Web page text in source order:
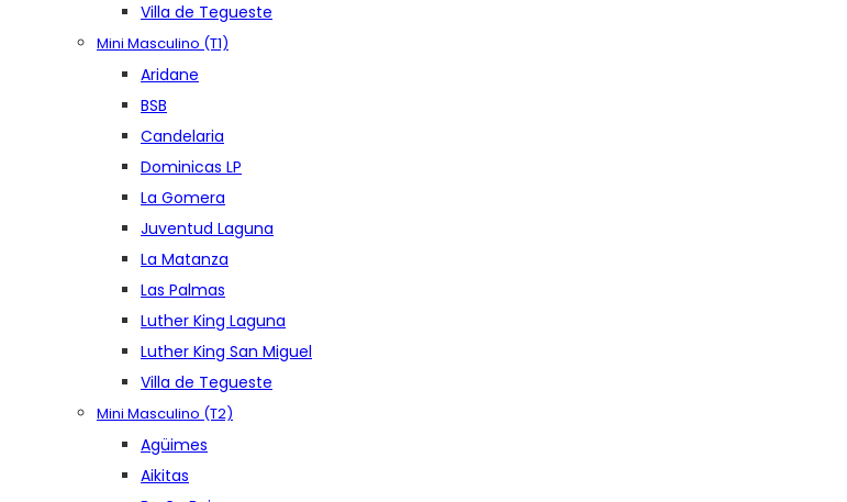
Villa de Tegueste
Mini Masculino (T1)
Aridane
BSB
Candelaria
Dominicas LP
La Gomera
Juventud Laguna
La Matanza
Las Palmas
Luther King Laguna
Luther King San Miguel
Villa de Tegueste
Mini Masculino (T2)
Agüimes
Aikitas